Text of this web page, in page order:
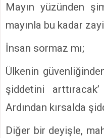
Mayın yüzünden
mayınla bu kadar
İnsan sormaz mı;
Ülkenin
şiddetini
Ardından kırsalda
Diğer bir deyişle,